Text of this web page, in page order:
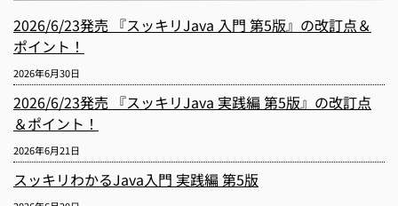
2026/6/23発売 『スッキリJava 入門 第5版』の改訂点＆
ポイント！
2026年6月30日
2026/6/23発売 『スッキリJava 実践編 第5版』の改訂点
＆ポイント！
2026年6月21日
スッキリわかるJava入門 実践編 第5版